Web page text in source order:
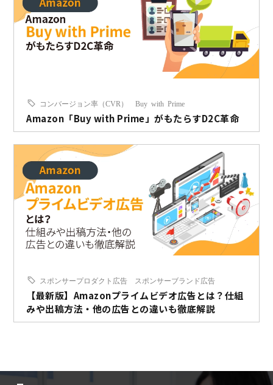
コンバージョン率（CVR） Buy with Prime
Amazon「Buy with Prime」がもたらすD2C革命
スポンサープロダクト広告 スポンサーブランド広告
【最新版】Amazonプライムビデオ広告とは？仕組
みや出稿方法・他の広告との違いも徹底解説